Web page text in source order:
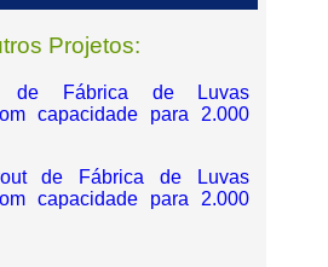
Projetos:
de Fábrica de Luvas
capacidade para 2.000
de Fábrica de Luvas
capacidade para 2.000